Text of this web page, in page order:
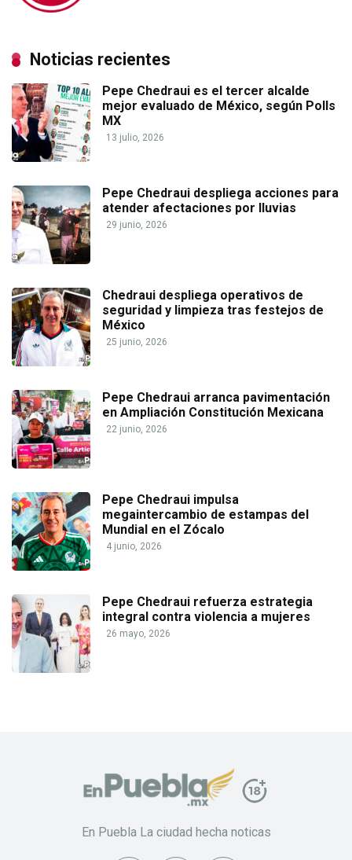
Noticias recientes
Pepe Chedraui es el tercer alcalde
mejor evaluado de México, según Polls
MX
13 julio, 2026
Pepe Chedraui despliega acciones para
atender afectaciones por lluvias
29 junio, 2026
Chedraui despliega operativos de
seguridad y limpieza tras festejos de
México
25 junio, 2026
Pepe Chedraui arranca pavimentación
en Ampliación Constitución Mexicana
22 junio, 2026
Pepe Chedraui impulsa
megaintercambio de estampas del
Mundial en el Zócalo
4 junio, 2026
Pepe Chedraui refuerza estrategia
integral contra violencia a mujeres
26 mayo, 2026
En Puebla La ciudad hecha noticas